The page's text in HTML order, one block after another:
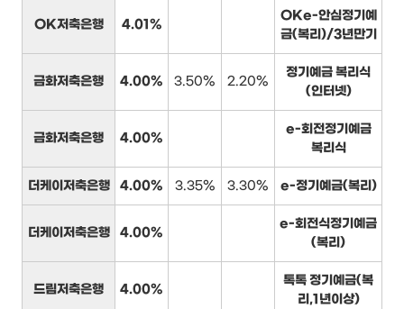
OK저축은행 4.01%
OKe-안심정기예
금(복리)/3년만기
금화저축은행 4.00% 3.50% 2.20%
정기예금 복리식
(인터넷)
금화저축은행 4.00%
e-회전정기예금
복리식
더케이저축은행 4.00% 3.35% 3.30% e-정기예금(복리)
더케이저축은행 4.00%
e-회전식정기예금
(복리)
드림저축은행 4.00%
톡톡 정기예금(복
리,1년이상)